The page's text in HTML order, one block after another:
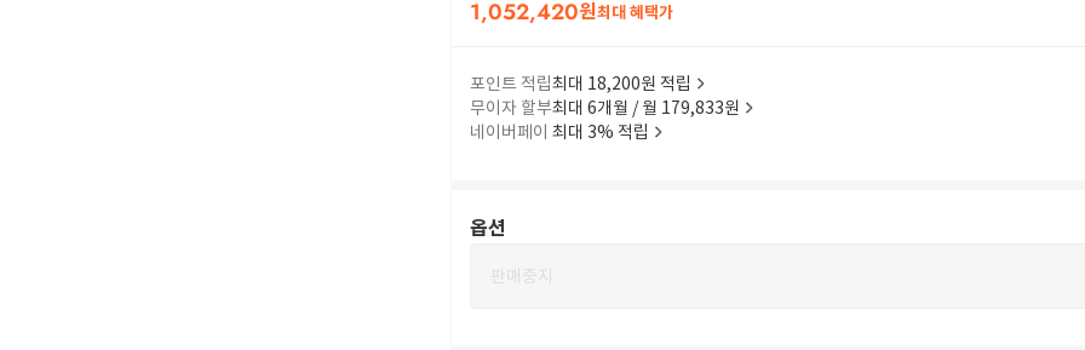
1,052,420원최대 혜택가
포인트 적립최대 18,200원 적립
무이자 할부최대 6개월 / 월 179,833원
네이버페이 최대 3% 적립
옵션
판매중지